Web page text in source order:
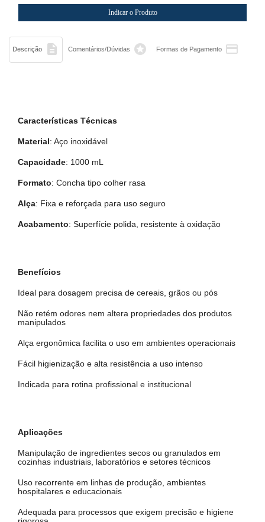
Descrição  Comentários/Dúvidas  Formas de Pagamento 
Características Técnicas
Material: Aço inoxidável
Capacidade: 1000 mL
Formato: Concha tipo colher rasa
Alça: Fixa e reforçada para uso seguro
Acabamento: Superfície polida, resistente à oxidação
Benefícios
Ideal para dosagem precisa de cereais, grãos ou pós
Não retém odores nem altera propriedades dos produtos
manipulados
Alça ergonômica facilita o uso em ambientes operacionais
Fácil higienização e alta resistência a uso intenso
Indicada para rotina profissional e institucional
Aplicações
Manipulação de ingredientes secos ou granulados em
cozinhas industriais, laboratórios e setores técnicos
Uso recorrente em linhas de produção, ambientes
hospitalares e educacionais
Adequada para processos que exigem precisão e higiene